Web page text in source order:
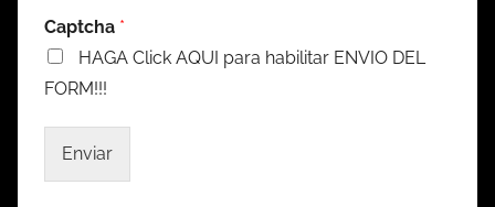
Captcha *
HAGA Click AQUI para habilitar ENVIO DEL
FORM!!!
Enviar